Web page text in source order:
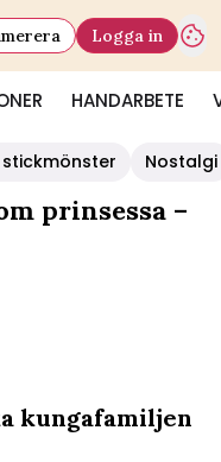
HANDARBETE
Logga in
Nostalgi
prinsessa –
kungafamiljen